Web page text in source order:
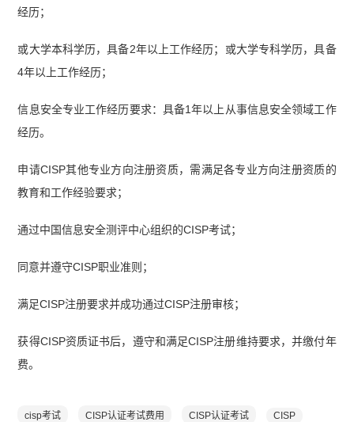
经历；
或大学本科学历，具备2年以上工作经历；或大学专科学历，具备
4年以上工作经历；
信息安全专业工作经历要求：具备1年以上从事信息安全领域工作
经历。
申请CISP其他专业方向注册资质，需满足各专业方向注册资质的
教育和工作经验要求；
通过中国信息安全测评中心组织的CISP考试；
同意并遵守CISP职业准则；
满足CISP注册要求并成功通过CISP注册审核；
获得CISP资质证书后，遵守和满足CISP注册维持要求，并缴付年
费。
cisp考试 CISP认证考试费用 CISP认证考试 CISP